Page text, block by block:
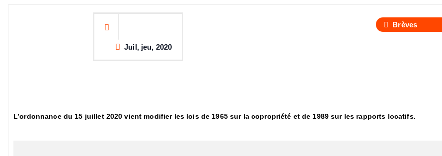
Juil, jeu, 2020
Brèves
L’ordonnance du 15 juillet 2020 vient modifier les lois de 1965 sur la copropriété et de 1989 sur les rapports locatifs.